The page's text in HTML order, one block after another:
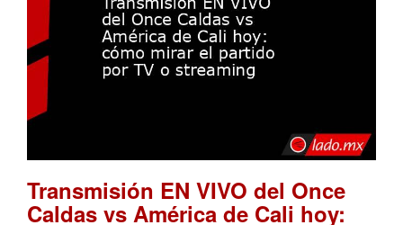
Transmisión EN VIVO del Once
Caldas vs América de Cali hoy: